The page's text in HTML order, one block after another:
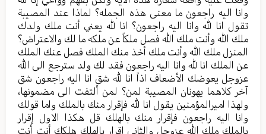
وانا الیه راجعون ما معنی هذه الجمله؟ لماذا عند المصیبة
تقول انا لله وانا الیه راجعون؟ انا لله یعني أنت ملك ولدك
ملك الله وأنت ملك الله فصل ملكاً عن ملكه ما لك والاعتراض؟
المنزل ملك الله وأنت ملك أخذ منك الملك فصل عنك الملك
عن الملك انا لله وانا الیه راجعون فقد لك ولد سترجع الی الله
عزوجل یعوضك الأضعاف اذاً انا لله شق انا الیه راجعون شق
آخر کلاهما یهونان المصیبة لمن؟ لمن ألتفت الى مضمونها،
ولهذا امیرالمؤمنین یقول انا لله فإقرار منك بالملك واما قولك
وانا اليه راجعون فإقرار منك بالهلك قل هکذا الاول إقرار
بالملك ملك الله عزوجل والثاني إقرار بالهلك هلكك أنت أنت